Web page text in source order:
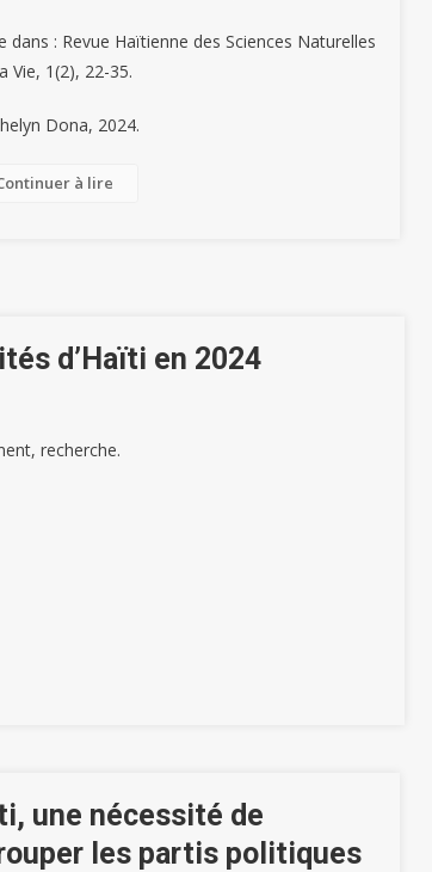
dans : Revue Haïtienne des Sciences Naturelles
Vie, 1(2), 22-35.
Dona, 2024.
à lire
d’Haïti en 2024
recherche.
une nécessité de
les partis politiques